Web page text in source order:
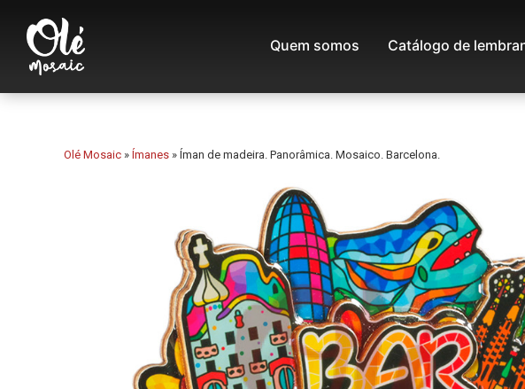
Quem somos Catálogo de
Olé Mosaic » Ímanes » Íman de madeira. Panorâmica. Mosaico. Barcelona.